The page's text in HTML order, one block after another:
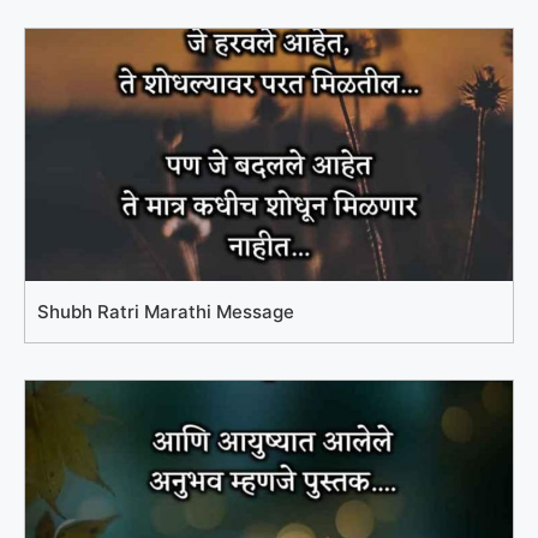
Shubh Ratri Marathi Message